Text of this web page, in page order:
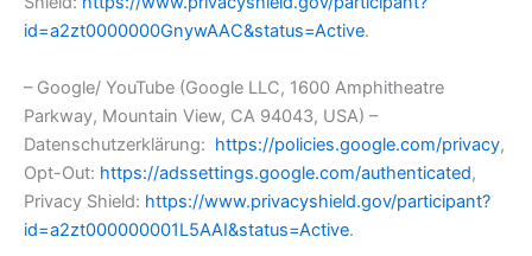
id=a2zt0000000GnywAAC&status=Active.
– Google/ YouTube (Google LLC, 1600 Amphitheatre
Parkway, Mountain View, CA 94043, USA) –
Datenschutzerklärung: https://policies.google.com/privacy,
Opt-Out: https://adssettings.google.com/authenticated,
Privacy Shield: https://www.privacyshield.gov/participant?
id=a2zt000000001L5AAI&status=Active.